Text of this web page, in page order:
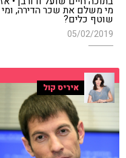
מי משלם את שכר הדירה, ומי
שוטף כלים?
05/02/2019
איריס קול